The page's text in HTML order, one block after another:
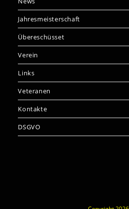
Jahresmeisterschaft
Übereschüsset
Verein
Links
Veteranen
Kontakte
DSGVO